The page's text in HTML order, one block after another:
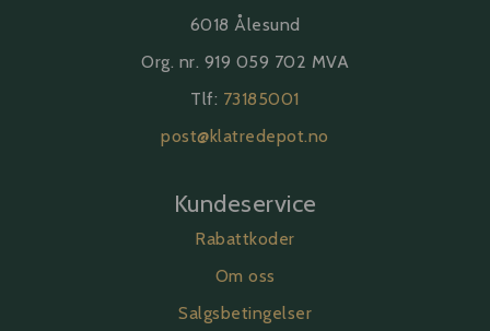
6018 Ålesund
Org. nr. 919 059 702 MVA
Tlf: 73185001
post@klatredepot.no
Kundeservice
Rabattkoder
Om oss
Salgsbetingelser